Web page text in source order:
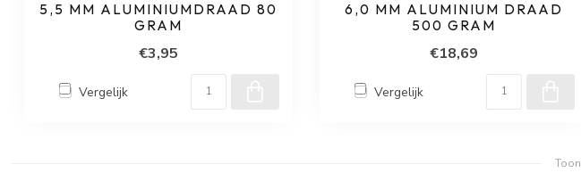
5,5 MM ALUMINIUMDRAAD 80
GRAM
€3,95
Vergelijk
6,0 MM ALUMINIUM DRAAD
500 GRAM
€18,69
Vergelijk
Toon